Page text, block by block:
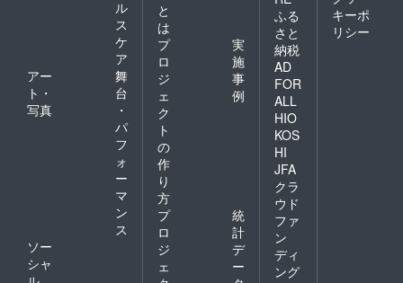
ル
ス
ケ
ア
アー
ト・
写真
舞
台
・
パ
フ
ォ
ー
マ
ン
ス
ソー
シャ
と
は
プ
ロ
ジ
ェ
ク
ト
の
作
り
方
実
施
事
例
プ
ロ
ジ
ェ
統
計
デ
ー
ふる
さと
納税
AD
FOR
ALL
HIO
KOS
HI
JFA
クラ
ウド
ファ
ン
ディ
ング
キーポ
リシー